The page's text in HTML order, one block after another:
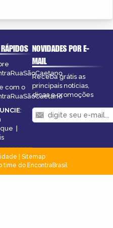
com o
:
|
NOVIDADES POR E-
MAIL
Receba grátis as
principais notícias,
dicas e promoções
Sitemap
time do EncontraBrasil